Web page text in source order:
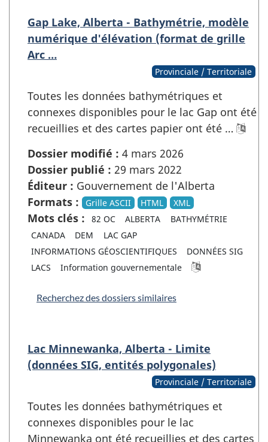
Gap Lake, Alberta - Bathymétrie, modèle
numérique d'élévation (format de grille
Arc …
Provinciale / Territoriale
Toutes les données bathymétriques et
connexes disponibles pour le lac Gap ont été
recueillies et des cartes papier ont été …
Dossier modifié : 4 mars 2026
Dossier publié : 29 mars 2022
Éditeur : Gouvernement de l'Alberta
Formats :
Grille ASCII HTML XML
Mots clés : 82 OC ALBERTA
BATHYMÉTRIE
CANADA
DEM
LAC GAP
INFORMATIONS GÉOSCIENTIFIQUES
DONNÉES SIG
LACS
Information gouvernementale
Recherchez des dossiers similaires
Lac Minnewanka, Alberta - Limite
(données SIG, entités polygonales)
Provinciale / Territoriale
Toutes les données bathymétriques et
connexes disponibles pour le lac
Minnewanka ont été recueillies et des cartes